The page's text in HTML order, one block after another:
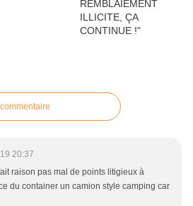
20:37
raison pas mal de points litigieux à
du container un camion style camping car